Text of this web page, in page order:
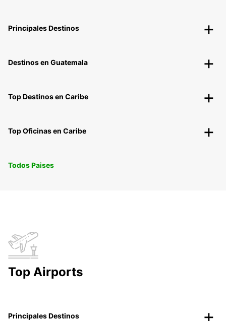
Principales Destinos
Destinos en Guatemala
Top Destinos en Caribe
Top Oficinas en Caribe
Todos Paises
Top Airports
Principales Destinos